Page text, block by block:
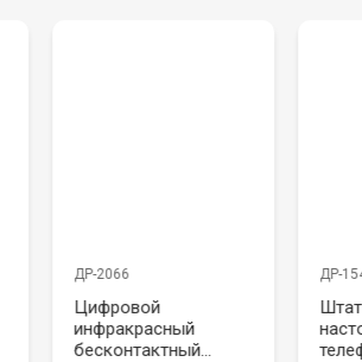
ДР-2066
Цифровой
инфракрасный
бесконтактный
ДР-